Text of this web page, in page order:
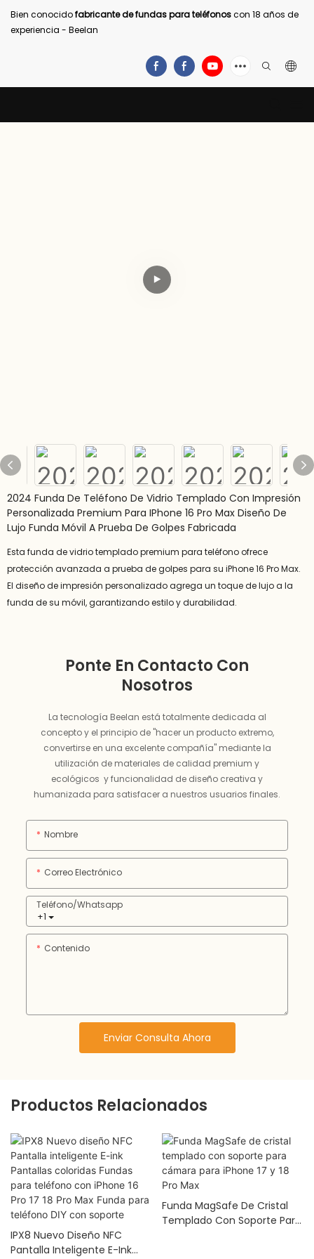
Bien conocidofabricante de fundas para teléfonoscon 18 años de
experiencia - Beelan
2024 Funda De Teléfono De Vidrio Templado Con Impresión
Personalizada Premium Para IPhone 16 Pro Max Diseño De
Lujo Funda Móvil A Prueba De Golpes Fabricada
Esta funda de vidrio templado premium para teléfono ofrece
protección avanzada a prueba de golpes para su iPhone 16 Pro Max.
El diseño de impresión personalizado agrega un toque de lujo a la
funda de su móvil, garantizando estilo y durabilidad.
Ponte En Contacto Con
Nosotros
La tecnología Beelan está totalmente dedicada al
concepto y el principio de "hacer un producto extremo,
convertirse en una excelente compañía" mediante la
utilización de materiales de calidad premium y
ecológicos y funcionalidad de diseño creativa y
humanizada para satisfacer a nuestros usuarios finales.
Nombre
Correo Electrónico
+1
Teléfono/whatsapp
Contenido
Enviar Consulta Ahora
Productos Relacionados
IPX8 Nuevo Diseño NFC
Pantalla Inteligente E-Ink
Funda MagSafe De Cristal
Templado Con Soporte Para